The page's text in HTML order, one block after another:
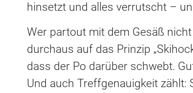
hinsetzt und alles verrutscht –
Wer partout mit dem Gesäß
durchaus auf das Prinzip
dass der Po darüber schwebt.
Und auch Treffgenauigkeit